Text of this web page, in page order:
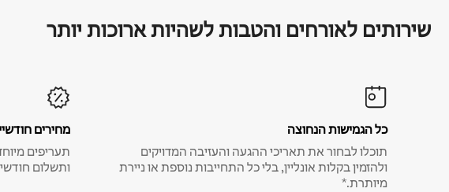
שירותים לאורחים והטבות לשהיות ארוכות יותר
כל הגמישות הנחוצה
תוכלו לבחור את תאריכי ההגעה והעזיבה המדויקים
ולהזמין בקלות אונליין, בלי כל התחייבות נוספת או ניירת
מיותרת.*
מחירים
תעריפים
ותשלום